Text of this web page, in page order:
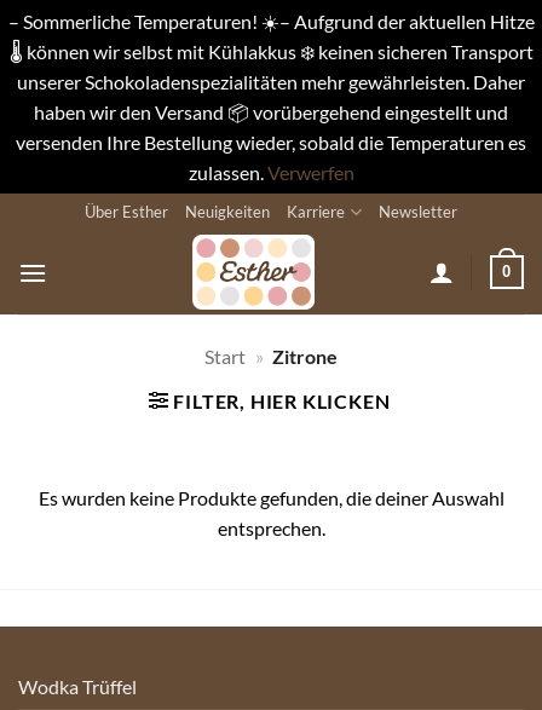
– Sommerliche Temperaturen! ☀️– Aufgrund der aktuellen Hitze
🌡️ können wir selbst mit Kühlakkus ❄️ keinen sicheren Transport
unserer Schokoladenspezialitäten mehr gewährleisten. Daher
haben wir den Versand 📦 vorübergehend eingestellt und
versenden Ihre Bestellung wieder, sobald die Temperaturen es
zulassen.Verwerfen
springen
Über Esther Neuigkeiten Karriere Newsletter
0
Start » Zitrone
FILTER, HIER KLICKEN
Es wurden keine Produkte gefunden, die deiner Auswahl
entsprechen.
Wodka Trüffel